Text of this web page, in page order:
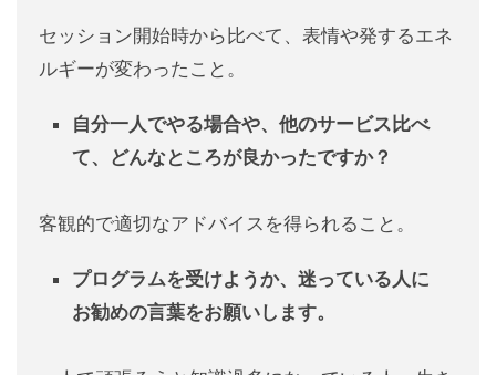
セッション開始時から比べて、表情や発するエネ
ルギーが変わったこと。
自分一人でやる場合や、他のサービス比べ
て、どんなところが良かったですか？
客観的で適切なアドバイスを得られること。
プログラムを受けようか、迷っている人に
お勧めの言葉をお願いします。